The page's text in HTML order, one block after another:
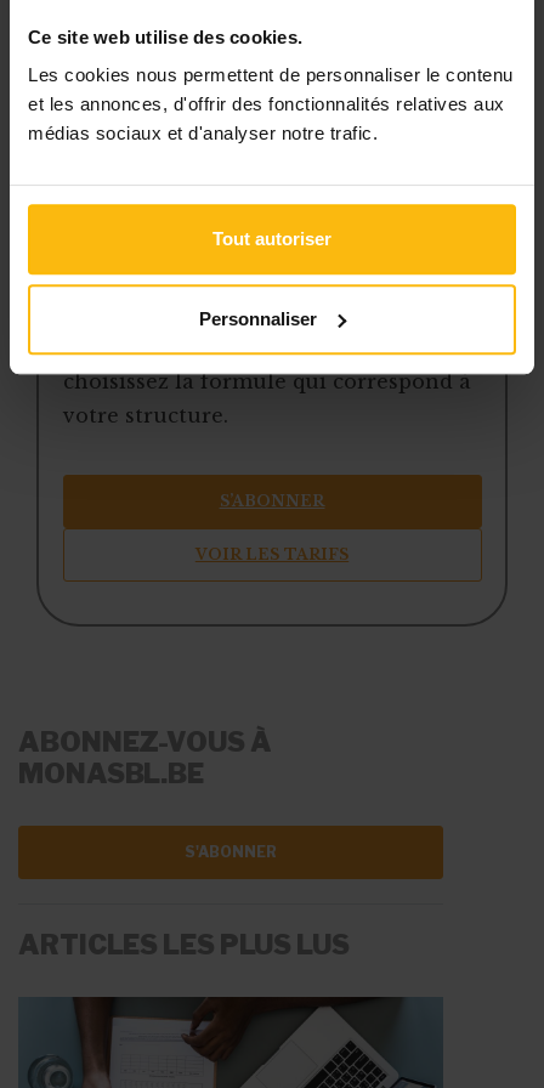
Ce site web utilise des cookies.
Les cookies nous permettent de personnaliser le contenu
et les annonces, d'offrir des fonctionnalités relatives aux
médias sociaux et d'analyser notre trafic.
Tout autoriser
Personnaliser
jurisprudence
une boîte à outils avec des
téléchargeables
une newsletter hebdomadaire
Pour continuer la lecture, créez votre
compte (si ce n’est pas encore fait) et
choisissez la formule qui correspond à
votre structure.
S’ABONNER
VOIR LES TARIFS
ABONNEZ-VOUS À
MONASBL.BE
S'ABONNER
ARTICLES LES PLUS LUS